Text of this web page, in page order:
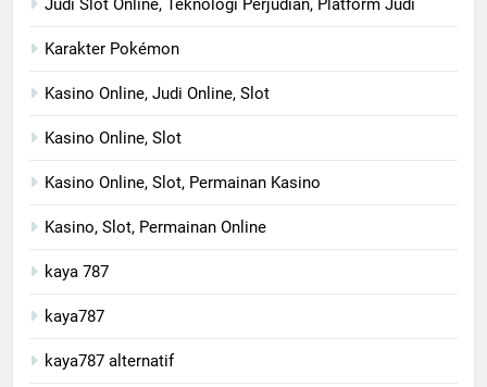
Judi Slot Online, Teknologi Perjudian, Platform Judi
Karakter Pokémon
Kasino Online, Judi Online, Slot
Kasino Online, Slot
Kasino Online, Slot, Permainan Kasino
Kasino, Slot, Permainan Online
kaya 787
kaya787
kaya787 alternatif